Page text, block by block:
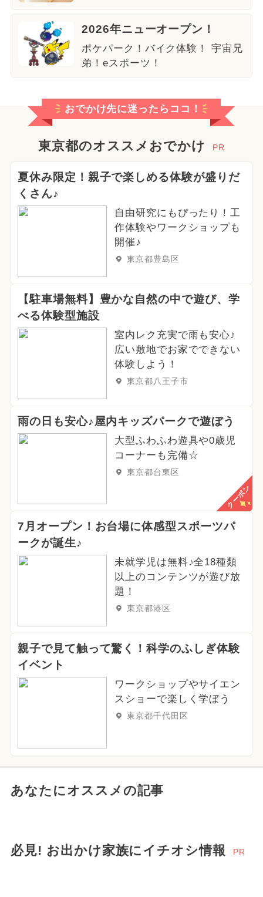
2026年ニューオープン！
ポケパーク！バイク体験！ 宇宙兄
弟！eスポーツ！
おでかけ先に迷ったらココ！
東京都のオススメおでかけ PR
夏休み限定！親子で楽しめる体験が盛りだ
くさん♪
自由研究にもぴったり！工
作体験やワークショップも
開催♪
東京都豊島区
【駐車場無料】豊かな自然の中で遊び、学
べる体験型施設
室内レク充実で雨も安心♪
広い敷地でお家でできない
体験しよう！
東京都八王子市
雨の日も安心♪屋内キッズパークで遊ぼう
大型ふわふわ遊具や0歳児
コーナーも完備☆
東京都台東区
クーポン
7月オープン！お台場に体感型スポーツパ
ークが誕生♪
未就学児は無料♪全18種類
以上のコンテンツが遊び放
題！
東京都港区
親子で見て触って驚く！科学のふしぎ体験
イベント
ワークショップやサイエン
スショーで楽しく学ぼう
東京都千代田区
あなたにオススメの記事
必見! お出かけ家族にイチオシ情報 PR